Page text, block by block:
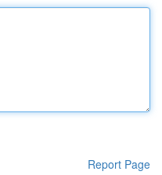
Report Page